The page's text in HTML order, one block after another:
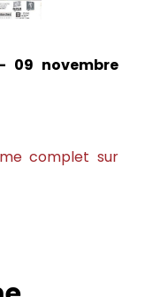
09 novembre
complet sur